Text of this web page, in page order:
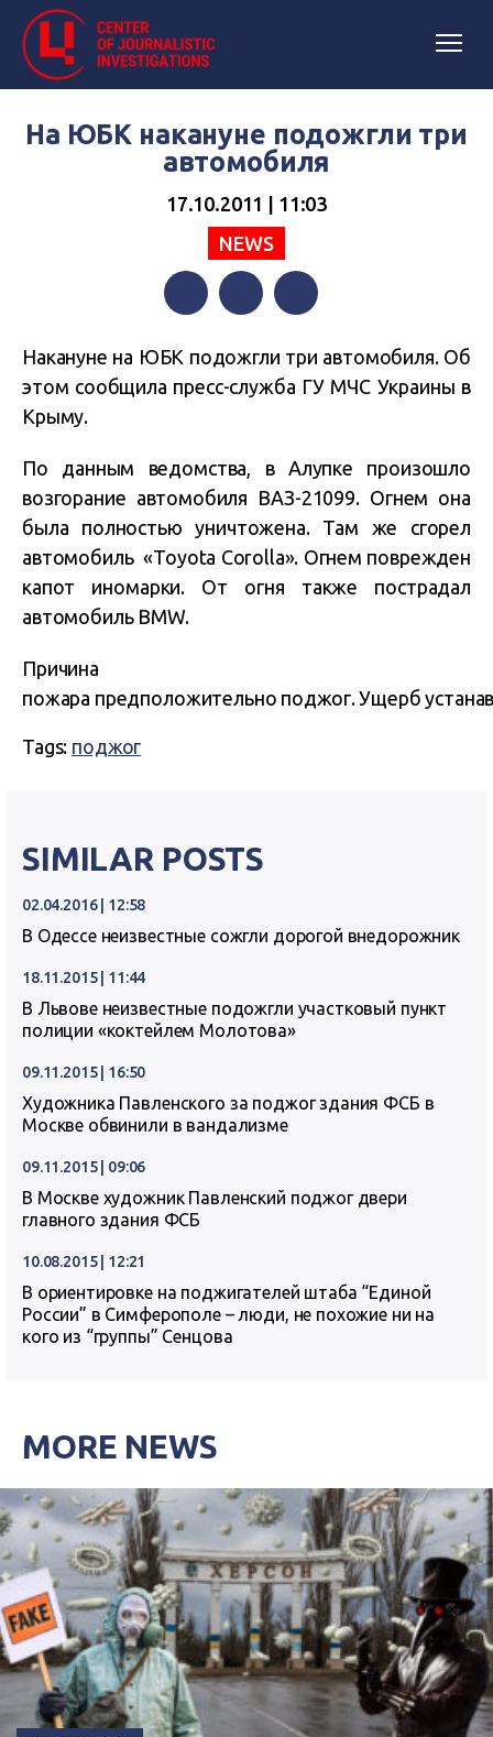
На ЮБК накануне подожгли три
автомобиля
17.10.2011 | 11:03
NEWS
Накануне на ЮБК подожгли три автомобиля. Об
этом сообщила пресс-служба ГУ МЧС Украины в
Крыму.
По данным ведомства, в Алупке произошло
возгорание автомобиля ВАЗ-21099. Огнем она
была полностью уничтожена. Там же сгорел
автомобиль «Toyota Corolla». Огнем поврежден
капот иномарки. От огня также пострадал
автомобиль BMW.
Причина
пожара предположительно поджог. Ущерб
Tags: поджог
SIMILAR POSTS
02.04.2016 | 12:58
В Одессе неизвестные сожгли дорогой внедорожник
18.11.2015 | 11:44
В Львове неизвестные подожгли участковый пункт
полиции «коктейлем Молотова»
09.11.2015 | 16:50
Художника Павленского за поджог здания ФСБ в
Москве обвинили в вандализме
09.11.2015 | 09:06
В Москве художник Павленский поджог двери
главного здания ФСБ
10.08.2015 | 12:21
В ориентировке на поджигателей штаба “Единой
России” в Симферополе – люди, не похожие ни на
кого из “группы” Сенцова
MORE NEWS